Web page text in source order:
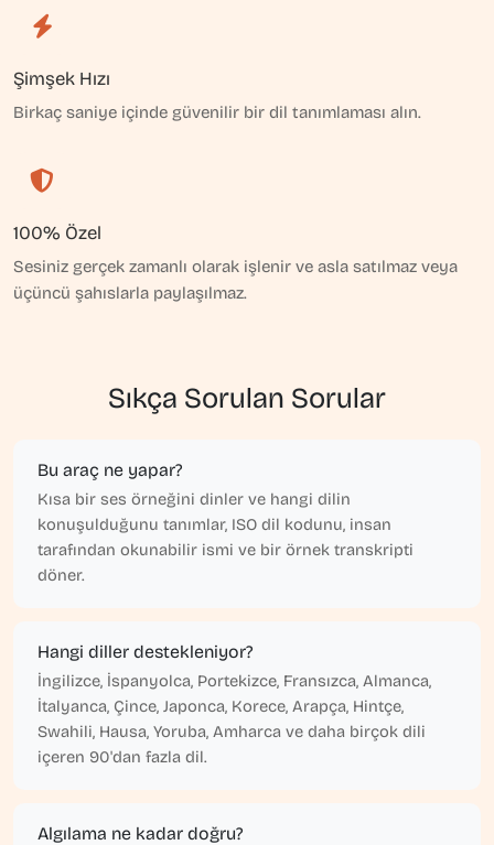
Şimşek Hızı
Birkaç saniye içinde güvenilir bir dil tanımlaması alın.
100% Özel
Sesiniz gerçek zamanlı olarak işlenir ve asla satılmaz veya
üçüncü şahıslarla paylaşılmaz.
Sıkça Sorulan Sorular
Bu araç ne yapar?
Kısa bir ses örneğini dinler ve hangi dilin
konuşulduğunu tanımlar, ISO dil kodunu, insan
tarafından okunabilir ismi ve bir örnek transkripti
döner.
Hangi diller destekleniyor?
İngilizce, İspanyolca, Portekizce, Fransızca, Almanca,
İtalyanca, Çince, Japonca, Korece, Arapça, Hintçe,
Swahili, Hausa, Yoruba, Amharca ve daha birçok dili
içeren 90'dan fazla dil.
Algılama ne kadar doğru?